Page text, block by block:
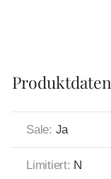
Produktdaten
Sale: Ja
Limitiert: N